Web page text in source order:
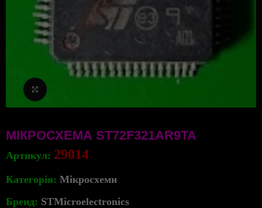
МІКРОСХЕМА ST72F321AR9TA
Артикул: 29014
Категорія: Мікросхеми
Бренд: STMicroelectronics